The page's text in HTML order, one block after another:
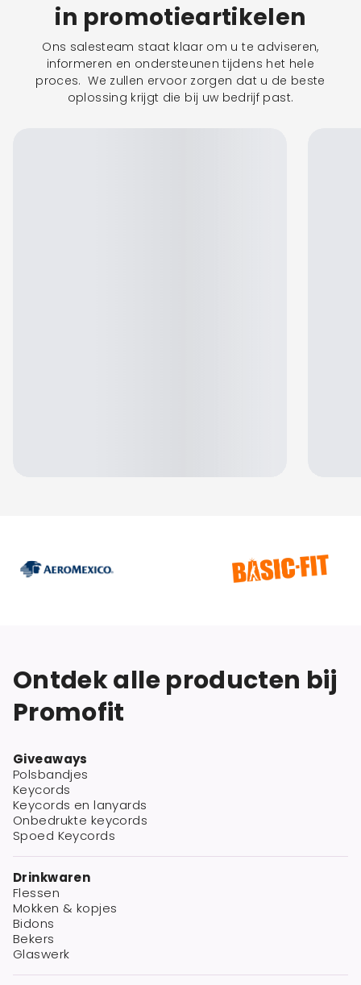
in promotieartikelen
Ons salesteam staat klaar om u te adviseren,
informeren en ondersteunen tijdens het hele
proces. We zullen ervoor zorgen dat u de beste
oplossing krijgt die bij uw bedrijf past.
Ontdek alle producten bij
Promofit
Giveaways
Polsbandjes
Keycords
Keycords en lanyards
Onbedrukte keycords
Spoed Keycords
Drinkwaren
Flessen
Mokken & kopjes
Bidons
Bekers
Glaswerk